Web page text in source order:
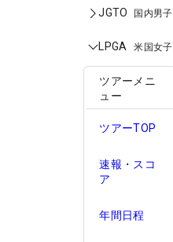
JGTO 国内男子
LPGA 米国女子
ツアーメニ
ュー
ツアーTOP
速報・スコ
ア
年間日程